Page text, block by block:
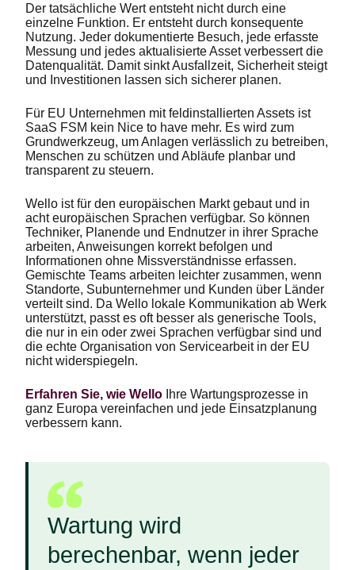
Der tatsächliche Wert entsteht nicht durch eine
einzelne Funktion. Er entsteht durch konsequente
Nutzung. Jeder dokumentierte Besuch, jede erfasste
Messung und jedes aktualisierte Asset verbessert die
Datenqualität. Damit sinkt Ausfallzeit, Sicherheit steigt
und Investitionen lassen sich sicherer planen.
Für EU Unternehmen mit feldinstallierten Assets ist
SaaS FSM kein Nice to have mehr. Es wird zum
Grundwerkzeug, um Anlagen verlässlich zu betreiben,
Menschen zu schützen und Abläufe planbar und
transparent zu steuern.
Wello ist für den europäischen Markt gebaut und in
acht europäischen Sprachen verfügbar. So können
Techniker, Planende und Endnutzer in ihrer Sprache
arbeiten, Anweisungen korrekt befolgen und
Informationen ohne Missverständnisse erfassen.
Gemischte Teams arbeiten leichter zusammen, wenn
Standorte, Subunternehmer und Kunden über Länder
verteilt sind. Da Wello lokale Kommunikation ab Werk
unterstützt, passt es oft besser als generische Tools,
die nur in ein oder zwei Sprachen verfügbar sind und
die echte Organisation von Servicearbeit in der EU
nicht widerspiegeln.
Erfahren Sie, wie Wello Ihre Wartungsprozesse in
ganz Europa vereinfachen und jede Einsatzplanung
verbessern kann.
Wartung wird
berechenbar, wenn jeder